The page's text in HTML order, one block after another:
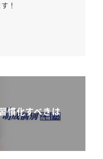
！
慣化すべきは